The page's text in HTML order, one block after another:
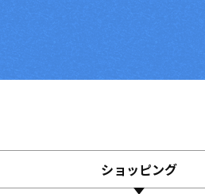
ショッピング